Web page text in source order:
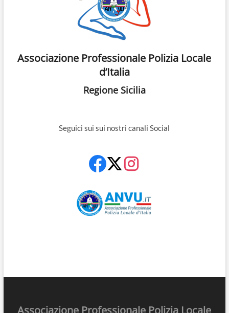
Associazione Professionale Polizia Locale
d’Italia
Regione Sicilia
Seguici sui sui nostri canali Social